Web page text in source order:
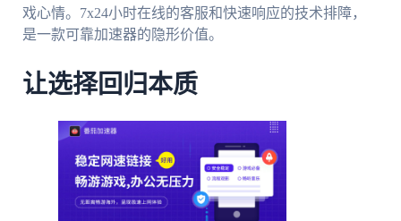
戏心情。7x24小时在线的客服和快速响应的技术排障，
是一款可靠加速器的隐形价值。
让选择回归本质